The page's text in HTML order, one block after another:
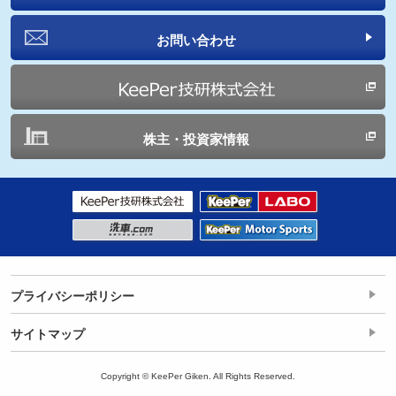
お問い合わせ
株主・投資家情報
プライバシーポリシー
サイトマップ
Copyright © KeePer Giken. All Rights Reserved.